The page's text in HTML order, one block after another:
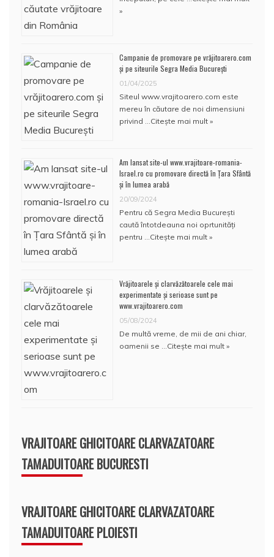
»
Campanie de promovare pe vrăjitoarero.com
și pe siteurile Segra Media București
01/04/2025
Siteul www.vrajitoarero.com este
mereu în căutare de noi dimensiuni
privind …Citește mai mult »
Am lansat site-ul www.vrajitoare-romania-
Israel.ro cu promovare directă în Țara Sfântă
și în lumea arabă
20/09/2024
Pentru că Segra Media București
caută întotdeauna noi oprtunități
pentru …Citește mai mult »
Vrăjitoarele și clarvăzătoarele cele mai
experimentate și serioase sunt pe
www.vrajitoarero.com
05/08/2024
De multă vreme, de mii de ani chiar,
oamenii se …Citește mai mult »
VRAJITOARE GHICITOARE CLARVAZATOARE
TAMADUITOARE BUCURESTI
VRAJITOARE GHICITOARE CLARVAZATOARE
TAMADUITOARE PLOIESTI